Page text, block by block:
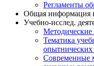
Регламенты
Общая информация
Учебно-исслед.
Методические
Тематика
опытнических
Современные